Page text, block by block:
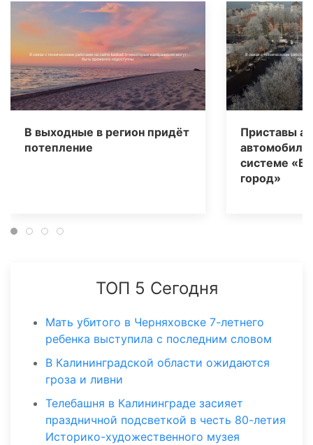
В выходные в регион придёт
потепление
Приставы
автомобиля
системе
город»
ТОП 5 Сегодня
Мать убитого в Черняховске 7-летнего
ребенка выступила с последним словом
В Калининградской области ожидаются
гроза и ливни
Телебашня в Калининграде засияет
праздничной подсветкой в честь 80-летия
Историко-художественного музея